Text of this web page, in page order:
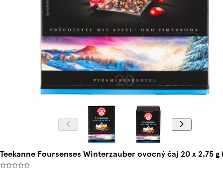
Teekanne Foursenses Winterzauber ovocný čaj 20 x 2,75 g